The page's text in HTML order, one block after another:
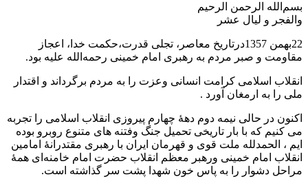
بسم‌الله الرحمن الرحیم
والفجر و لیال عشر
22بهمن 1357درتاریخ معاصر، تجلی قدرت،حکمت خدا، اعجاز
مقاومت و صبر مردم به رهبری امام خمینی رحمه‌الله علیه بود.
انقلاب اسلامی کرامت انسانی وعزت را به مردم برگرداند و اقتدار
ملی را به ارمغان آورد .
اکنون در حالی نیمه دوم دهۀ چهارم پیروزی انقلاب اسلامی را تجربه
می کنیم که با بار تاریخی تحمیل جنگ وفتنه های متنوع روبرو بوده
ایم ، الحمدلله ملت قوی و قهرمان ایران با رهبری مقتدرانۀ امامین
انقلاب امام خمینی ورهبر معظم انقلاب حضرت امام خامنه‌ای همۀ
مراحل دشوار را به پاس خون شهدا پشت سر گذاشته است.